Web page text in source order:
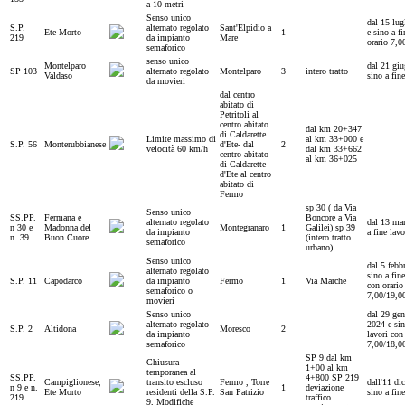
a 10 metri
S.P.
219
Ete Morto
Senso unico
alternato regolato
da impianto
semaforico
Sant'Elpidio a
Mare
1
dal 15
e sino a
orario
SP 103
Montelparo
Valdaso
senso unico
alternato regolato
da movieri
Montelparo 3 intero tratto
dal 21
sino a
S.P. 56 Monterubbianese
Limite massimo di
velocità 60 km/h
dal centro
abitato di
Petritoli al
centro abitato
di Caldarette
d'Ete- dal
centro abitato
di Caldarette
d'Ete al centro
abitato di
Fermo
2
dal km 20+347
al km 33+000 e
dal km 33+662
al km 36+025
SS.PP.
n 30 e
n. 39
Fermana e
Madonna del
Buon Cuore
Senso unico
alternato regolato
da impianto
semaforico
Montegranaro 1
sp 30 ( da Via
Boncore a Via
Galilei) sp 39
(intero tratto
urbano)
dal 13
a fine
S.P. 11 Capodarco
Senso unico
alternato regolato
da impianto
semaforico o
movieri
Fermo 1 Via Marche
dal 5
sino a
con orario
7,00/
S.P. 2 Altidona
Senso unico
alternato regolato
da impianto
semaforico
Moresco 2
dal 29
2024 e
lavori con
7,00/
SS.PP.
n 9 e n.
219
Campiglionese,
Ete Morto
Chiusura
temporanea al
transito escluso
residenti della S.P.
9, Modifiche
Fermo , Torre
San Patrizio
1
SP 9 dal km
1+00 al km
4+800 SP 219
deviazione
traffico
dall'11
sino a